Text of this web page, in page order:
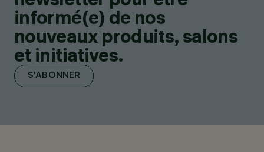
informé(e) de nos
nouveaux produits, salons
et initiatives.
S'ABONNER